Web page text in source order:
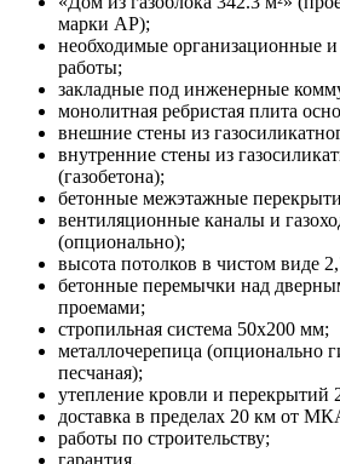
марки АР);
необходимые организационные
работы;
закладные под инженерные
монолитная ребристая плита
внешние стены из
внутренние стены из
(газобетона);
бетонные межэтажные
вентиляционные каналы и
(опционально);
высота потолков в чистом виде
бетонные перемычки над
проемами;
стропильная система 50х200 мм;
металлочерепица (опционально
песчаная);
утепление кровли и перекрытий
доставка в пределах 20 км от
работы по строительству;
гарантия.